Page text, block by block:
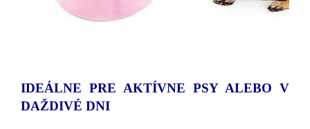
IDEÁLNE PRE AKTÍVNE PSY ALEBO V
DAŽDIVÉ DNI